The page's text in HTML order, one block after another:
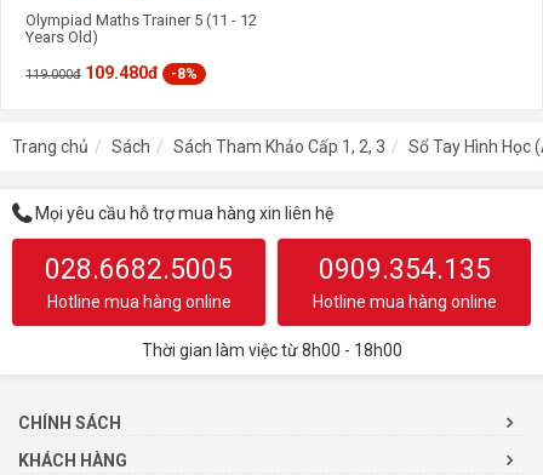
Olympiad Maths Trainer 5 (11 - 12
Years Old)
119.000đ 109.480đ -8%
Trang chủ Sách Sách Tham Khảo Cấp 1, 2, 3 Sổ Tay Hình Học
Mọi yêu cầu hỗ trợ mua hàng xin liên hệ
028.6682.5005
Hotline mua hàng online
0909.354.135
Hotline mua hàng online
Thời gian làm việc từ 8h00 - 18h00
CHÍNH SÁCH
KHÁCH HÀNG